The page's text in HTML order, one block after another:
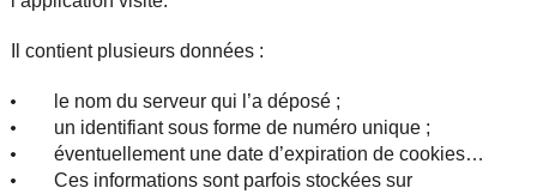
Il contient plusieurs données :
le nom du serveur qui l’a déposé ;
un identifiant sous forme de numéro unique ;
éventuellement une date d’expiration de cookies…
Ces informations sont parfois stockées sur